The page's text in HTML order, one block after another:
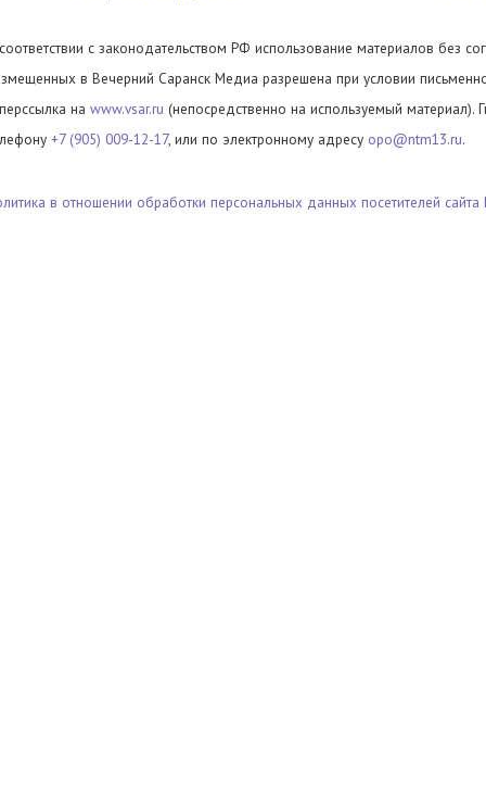
с законодательством РФ использование материалов без
в Вечерний Саранск Медиа разрешена при условии
на www.vsar.ru (непосредственно на используемый материал).
+7 (905) 009-12-17, или по электронному адресу opo@ntm13.ru.
в отношении обработки персональных данных посетителей